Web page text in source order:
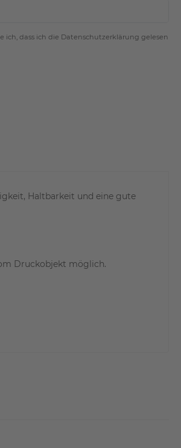
ich, dass ich die Daten­schutz­erklärung gelesen
Haltbarkeit und eine gute
Druckobjekt möglich.